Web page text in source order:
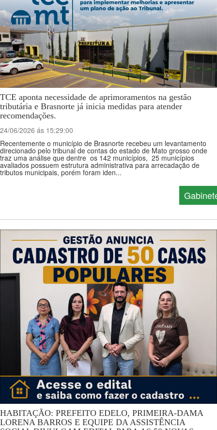
TCE aponta necessidade de aprimoramentos na gestão
tributária e Brasnorte já inicia medidas para atender
recomendações.
24/06/2026 ás 15:29:00
Recentemente o município de Brasnorte recebeu um levantamento
direcionado pelo tribunal de contas do estado de Mato grosso onde
traz uma análise que dentre os 142 municípios, 25 municípios
avaliados possuem estrutura administrativa para arrecadação de
tributos municipais, porém foram iden...
HABITAÇÃO: PREFEITO EDELO, PRIMEIRA-DAMA
LORENA BARROS E EQUIPE DA ASSISTÊNCIA